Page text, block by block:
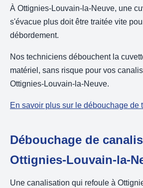
À Ottignies-Louvain-la-Neuve, une
s'évacue plus doit être traitée vite
débordement.
Nos techniciens débouchent la
matériel, sans risque pour vos
Ottignies-Louvain-la-Neuve.
En savoir plus sur le débouchage de
Débouchage de
Ottignies-Louvain-la-
Une canalisation qui refoule à